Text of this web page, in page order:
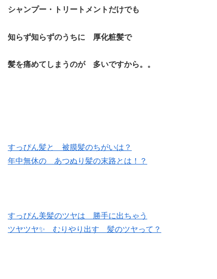
シャンプー・トリートメントだけでも
知らず知らずのうちに 厚化粧髪で
髪を痛めてしまうのが 多いですから。。
すっぴん髪と 被膜髪のちがいは？
年中無休の あつぬり髪の末路とは！？
すっぴん美髪のツヤは 勝手に出ちゃう
ツヤツヤ✨ むりやり出す 髪のツヤって？